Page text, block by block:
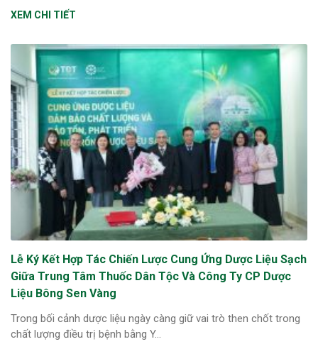
XEM CHI TIẾT
Lễ Ký Kết Hợp Tác Chiến Lược Cung Ứng Dược Liệu Sạch
Giữa Trung Tâm Thuốc Dân Tộc Và Công Ty CP Dược
Liệu Bông Sen Vàng
Trong bối cảnh dược liệu ngày càng giữ vai trò then chốt trong
chất lượng điều trị bệnh bằng Y...